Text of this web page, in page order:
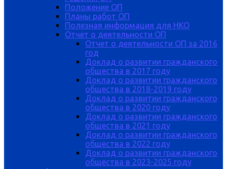
Положение ОП
Планы работ ОП
Полезная информация для НКО
Отчет о деятельности ОП
Отчет о деятельности ОП за 2016
год
Доклад о развитии гражданского
общества в 2017 году
Доклад о развитии гражданского
общества в 2018-2019 году
Доклад о развитии гражданского
общества в 2020 году
Доклад о развитии гражданского
общества в 2021 году
Доклад о развитии гражданского
общества в 2022 году
Доклад о развитии гражданского
общества в 2023-2025 году